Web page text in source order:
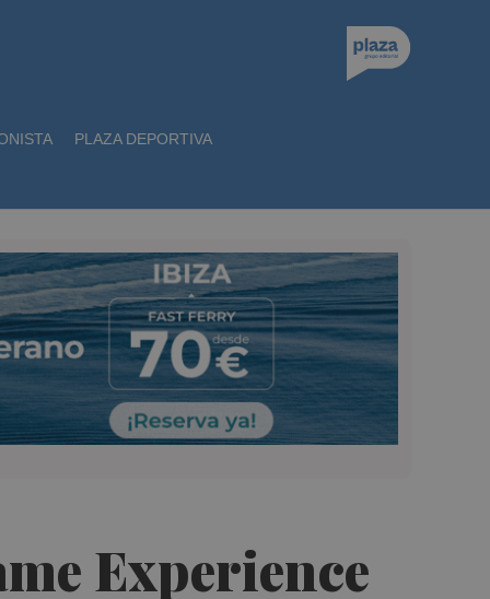
PLAZA DEPORTIVA
Experience